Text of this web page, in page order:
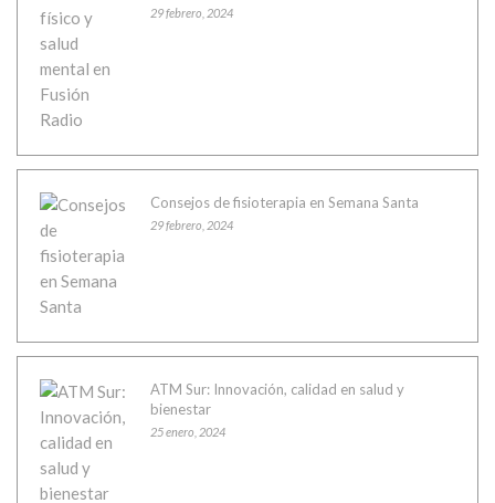
29 febrero, 2024
Consejos de fisioterapia en Semana Santa
29 febrero, 2024
ATM Sur: Innovación, calidad en salud y
bienestar
25 enero, 2024